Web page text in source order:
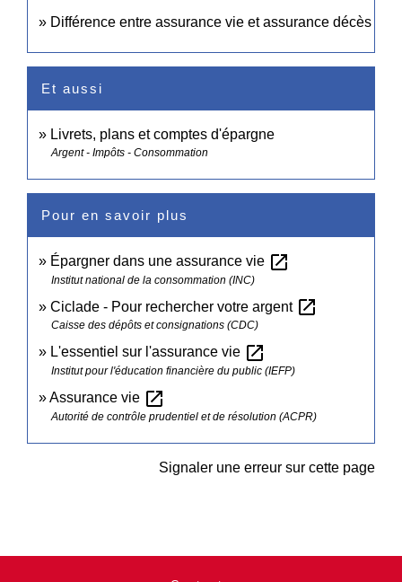
Différence entre assurance vie et assurance décès
Et aussi
Livrets, plans et comptes d'épargne
Argent - Impôts - Consommation
Pour en savoir plus
Épargner dans une assurance vie open_in_new
Institut national de la consommation (INC)
Ciclade - Pour rechercher votre argent open_in_new
Caisse des dépôts et consignations (CDC)
L'essentiel sur l'assurance vie open_in_new
Institut pour l'éducation financière du public (IEFP)
Assurance vie open_in_new
Autorité de contrôle prudentiel et de résolution (ACPR)
Signaler une erreur sur cette page